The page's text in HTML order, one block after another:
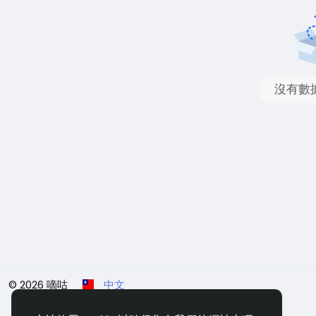
沒有數
© 2026 嘀咕 中文